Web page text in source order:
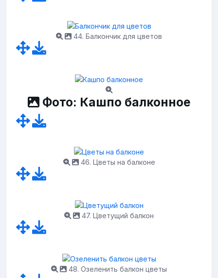
44. Балкончик для цветов
Фото: Кашпо балконное
46. Цветы на балконе
47. Цветущий балкон
48. Озеленить балкон цветы